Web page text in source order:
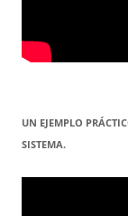
UN EJEMPLO
SISTEMA.